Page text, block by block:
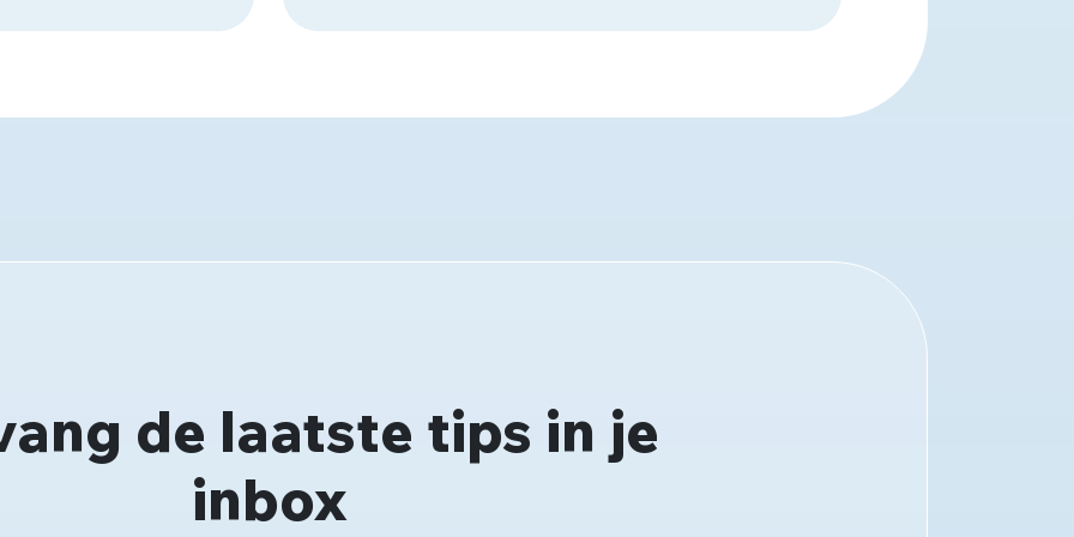
de laatste tips in je
inbox